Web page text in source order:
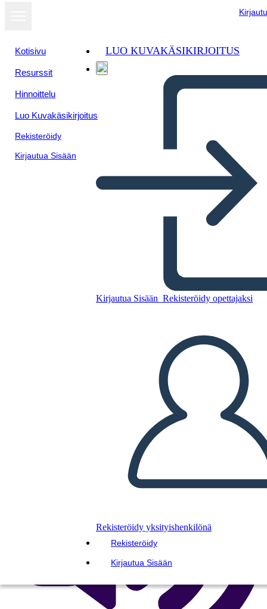
Kotisivu
Resurssit
Hinnoittelu
Luo Kuvakäsikirjoitus
Rekisteröidy
Kirjautua Sisään
LUO KUVAKÄSIKIRJOITUS
Kirjautua Sisään Rekisteröidy opettajaksi
Rekisteröidy yksityishenkilönä
Rekisteröidy
Kirjautua Sisään
התפשטות טריטוריאלית ארה"ב -
רכישות פלורידה
Kopioi tämä kuvakäsikirjoitus
LUO KUVAKÄSIKIRJOITUS
TOISTA DIAESITYS
LUE MINULLE